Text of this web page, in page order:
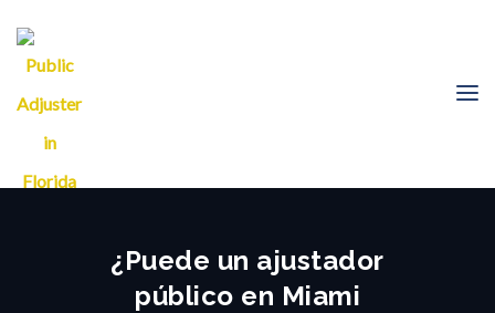
¿Puede un ajustador
público en Miami